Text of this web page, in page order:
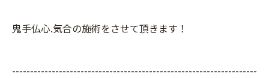
鬼手仏心.気合の施術をさせて頂きます！
--------------------------------------------------------------------